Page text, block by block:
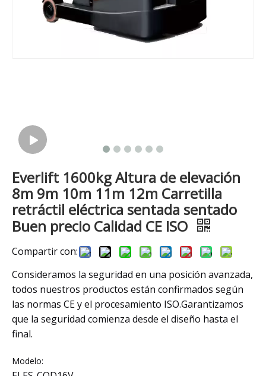
Everlift 1600kg Altura de elevación
8m 9m 10m 11m 12m Carretilla
retráctil eléctrica sentada sentado
Buen precio Calidad CE ISO
Compartir con:
Consideramos la seguridad en una posición avanzada,
todos nuestros productos están confirmados según
las normas CE y el procesamiento ISO.Garantizamos
que la seguridad comienza desde el diseño hasta el
final.
Modelo: